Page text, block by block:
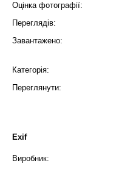
Оцінка фотографії:
Переглядів:
Завантажено:
Категорія:
Переглянути:
Exif
Виробник: